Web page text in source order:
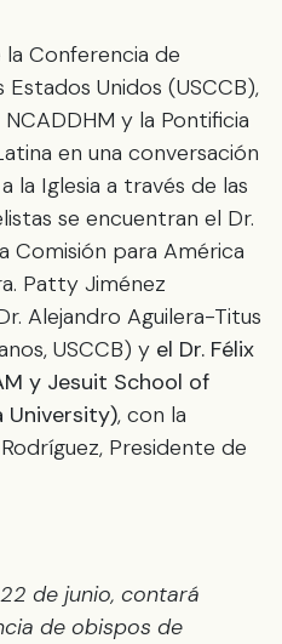
la Conferencia de
Unidos (USCCB),
y la Pontificia
en una conversación
la Iglesia a través de las
se encuentran el Dr.
Comisión para América
Patty Jiménez
Alejandro Aguilera-Titus
USCCB) y el Dr. Félix
y Jesuit School of
University), con la
Presidente de
de junio, contará
de obispos de